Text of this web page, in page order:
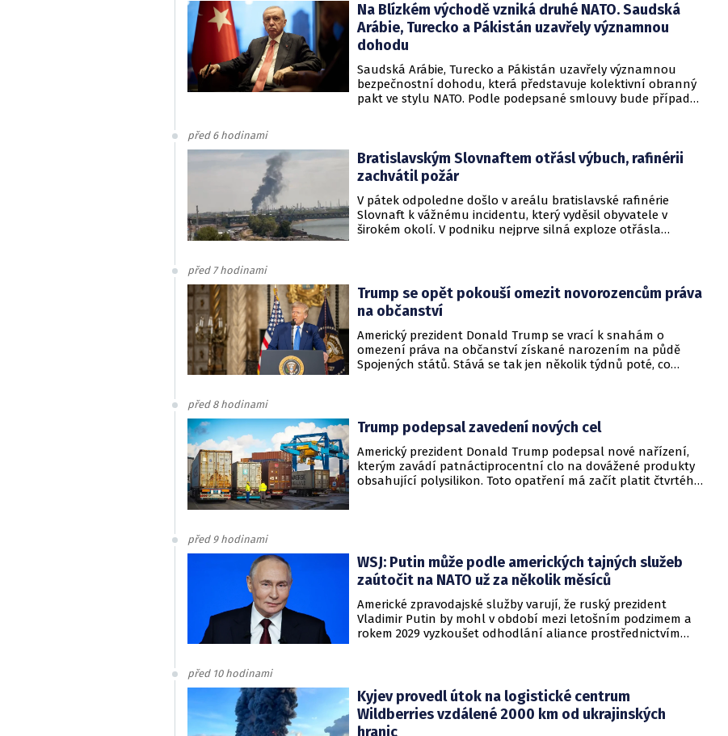
Na Blízkém východě vzniká druhé NATO. Saudská
Arábie, Turecko a Pákistán uzavřely významnou
dohodu
Saudská Arábie, Turecko a Pákistán uzavřely významnou
bezpečnostní dohodu, která představuje kolektivní obranný
pakt ve stylu NATO. Podle podepsané smlouvy bude případný
před 6 hodinami
Bratislavským Slovnaftem otřásl výbuch, rafinérii
zachvátil požár
V pátek odpoledne došlo v areálu bratislavské rafinérie
Slovnaft k vážnému incidentu, který vyděsil obyvatele v
širokém okolí. V podniku nejprve silná exploze otřásla
před 7 hodinami
Trump se opět pokouší omezit novorozencům práva
na občanství
Americký prezident Donald Trump se vrací k snahám o
omezení práva na občanství získané narozením na půdě
Spojených států. Stává se tak jen několik týdnů poté, co
před 8 hodinami
Trump podepsal zavedení nových cel
Americký prezident Donald Trump podepsal nové nařízení,
kterým zavádí patnáctiprocentní clo na dovážené produkty
obsahující polysilikon. Toto opatření má začít platit čtvrtého
před 9 hodinami
WSJ: Putin může podle amerických tajných služeb
zaútočit na NATO už za několik měsíců
Americké zpravodajské služby varují, že ruský prezident
Vladimir Putin by mohl v období mezi letošním podzimem a
rokem 2029 vyzkoušet odhodlání aliance prostřednictvím
přicházejí v době, kdy Moskva čelí rostoucímu tlaku kvůli
situaci na ukrajinské frontě. Masivní škody, které ukrajinské
drony způsobují ruskému zázemí, totiž Kreml zahnaly do
před 10 hodinami
Kyjev provedl útok na logistické centrum
Wildberries vzdálené 2000 km od ukrajinských
hranic